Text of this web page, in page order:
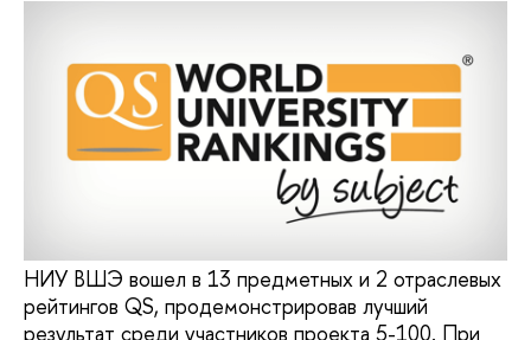
НИУ ВШЭ вошел в 13 предметных и 2 отраслевых
рейтингов QS, продемонстрировав лучший
результат среди участников проекта 5-100. При